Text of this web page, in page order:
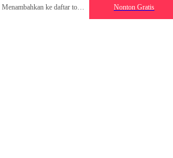
Anime
Pengkhianatan
Menambahkan ke daftar tontonan Nonton Gratis